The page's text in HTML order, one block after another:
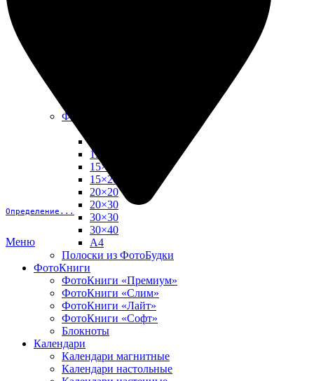
Определение...
Меню
Фото в рамке
13×18
15×15
15×20
20×20
20×30
30×30
30×40
A4
Полоски из ФотоБудки
ФотоКниги
ФотоКниги «Премиум»
ФотоКниги «Слим»
ФотоКниги «Лайт»
ФотоКниги «Софт»
Блокноты
Календари
Календари магнитные
Календари настольные